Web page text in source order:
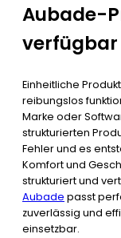
Aubade-
verfügbar
Einheitliche
reibungslos
Marke oder
strukturierten
Fehler und es
Komfort und
strukturiert und
Aubade passt
zuverlässig und
einsetzbar.